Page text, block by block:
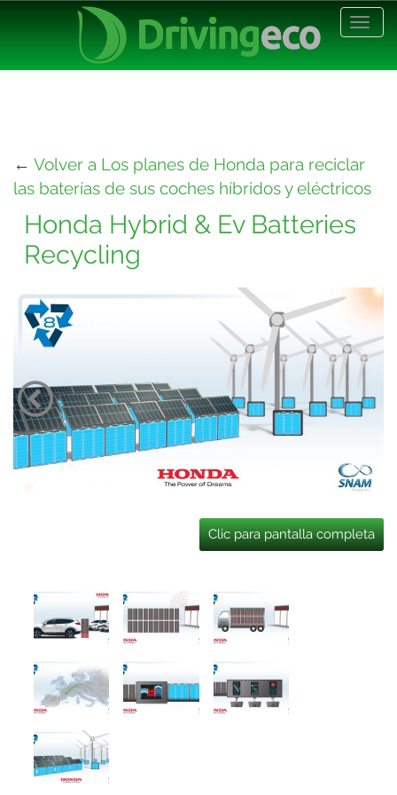
← Volver a Los planes de Honda para reciclar
las baterías de sus coches híbridos y eléctricos
Honda Hybrid & Ev Batteries
Recycling
Clic para pantalla completa